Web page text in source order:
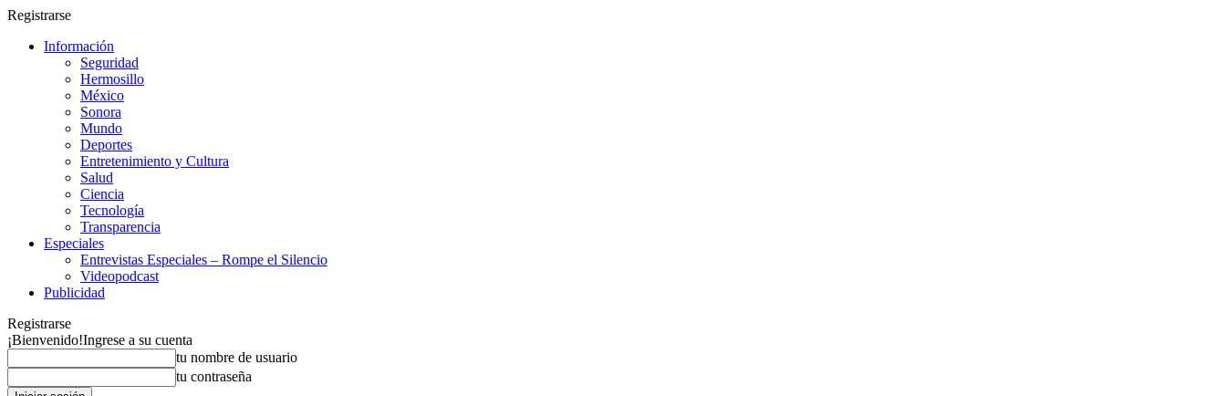
Registrarse
Información
Seguridad
Hermosillo
México
Sonora
Mundo
Deportes
Entretenimiento y Cultura
Salud
Ciencia
Tecnología
Transparencia
Especiales
Entrevistas Especiales – Rompe el Silencio
Videopodcast
Publicidad
Registrarse
¡Bienvenido!Ingrese a su cuenta
tu nombre de usuario
tu contraseña